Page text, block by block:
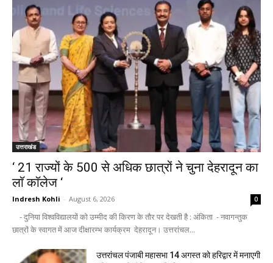
उत्तराखंड
‘ 21 राज्यों के 500 से अधिक छात्रों ने चुना देहरादून का
लाॅ काॅलेज ‘
Indresh Kohli - August 6, 2026 0
- दुनिया विश्वविद्यालयों को उम्मीद की किरण के तौर पर देखती है : अंकिता - नवागन्तुक
छात्रों के स्वागत में आज दीक्षारम्भ कार्यक्रम देहरादून। उत्तरांचल...
उत्तरांचल पंजाबी महासभा 14 अगस्त को हरिद्वार में मनाएगी